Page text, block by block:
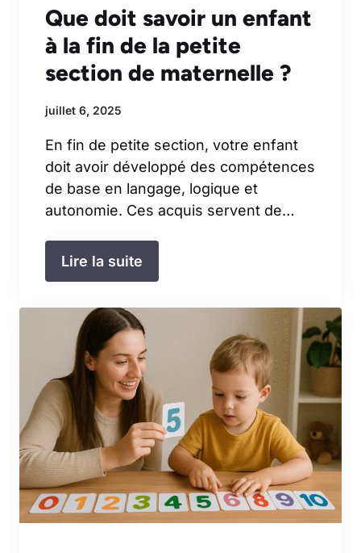
Que doit savoir un enfant
à la fin de la petite
section de maternelle ?
juillet 6, 2025
En fin de petite section, votre enfant
doit avoir développé des compétences
de base en langage, logique et
autonomie. Ces acquis servent de…
Lire la suite